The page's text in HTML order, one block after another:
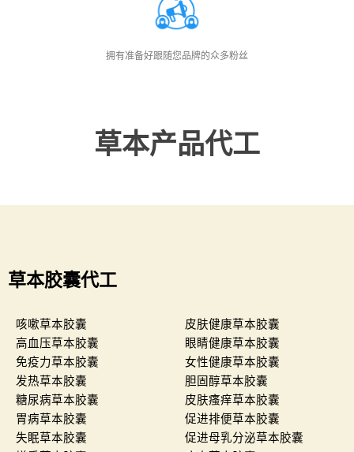
拥有准备好跟随您品牌的众多粉丝
草本产品代工
草本胶囊代工
咳嗽草本胶囊
高血压草本胶囊
免疫力草本胶囊
发热草本胶囊
糖尿病草本胶囊
胃病草本胶囊
失眠草本胶囊
皮肤健康草本胶囊
眼睛健康草本胶囊
女性健康草本胶囊
胆固醇草本胶囊
皮肤瘙痒草本胶囊
促进排便草本胶囊
促进母乳分泌草本胶囊